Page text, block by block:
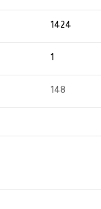
1424
1
148